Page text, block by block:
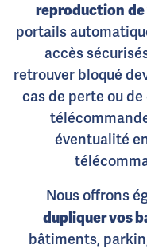
reproduction
portails
accès
retrouver bloqué
cas de perte ou
éventualité
Nous offrons
dupliquer vos
bâtiments,